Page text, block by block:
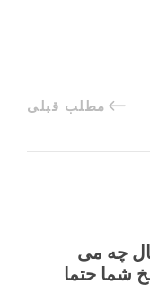
مطلب قبلی
چه می
شما حتما